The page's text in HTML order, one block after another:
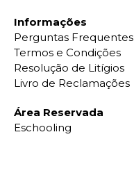
Informações
Perguntas Frequentes
Termos e Condições
Resolução de Litígios
Livro de Reclamações
Área Reservada
Eschooling